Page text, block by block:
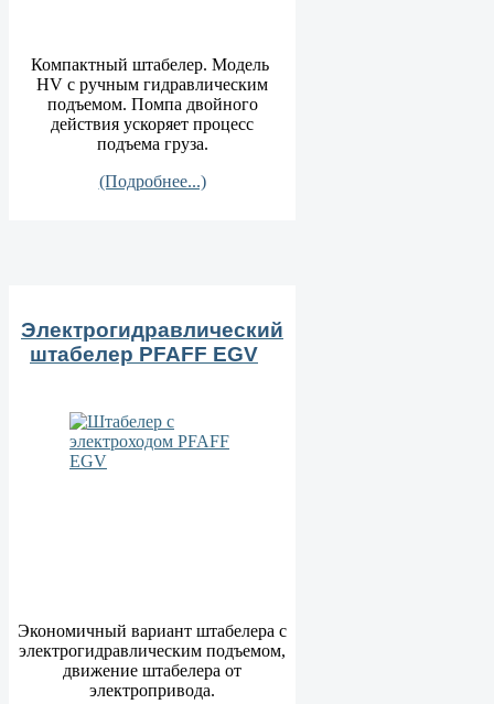
Компактный штабелер. Модель
HV с ручным гидравлическим
подъемом. Помпа двойного
действия ускоряет процесс
подъема груза.
(Подробнее...)
Электрогидравлический
штабелер PFAFF EGV
Экономичный вариант штабелера с
электрогидравлическим подъемом,
движение штабелера от
электропривода.